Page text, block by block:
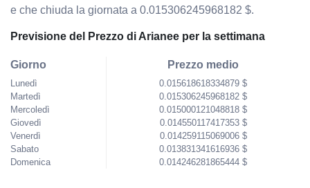
e che chiuda la giornata a 0.015306245968182 $.
Previsione del Prezzo di Arianee per la settimana
Giorno
Lunedì
Martedì
Mercoledì
Giovedì
Venerdì
Sabato
Domenica
Prezzo medio
0.015618618334879 $
0.015306245968182 $
0.015000121048818 $
0.014550117417353 $
0.014259115069006 $
0.013831341616936 $
0.014246281865444 $